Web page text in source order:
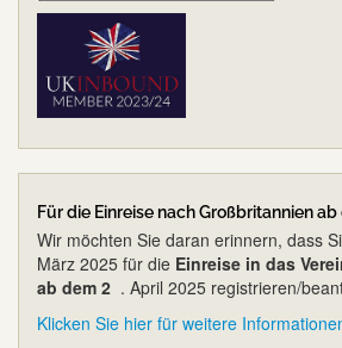
Für die Einreise nach Großbritannien
Wir möchten Sie daran erinnern, dass
März 2025 für die Einreise in das
ab dem 2 . April 2025 registrieren/
Klicken Sie hier für weitere